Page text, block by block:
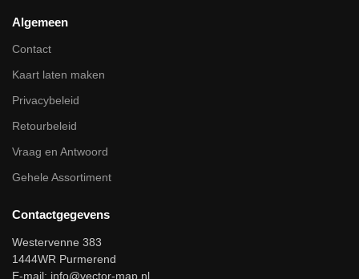
Algemeen
Contact
Kaart laten maken
Privacybeleid
Retourbeleid
Vraag en Antwoord
Gehele Assortiment
Contactgegevens
Westervenne 383
1444WR Purmerend
E-mail: info@vector-map.nl